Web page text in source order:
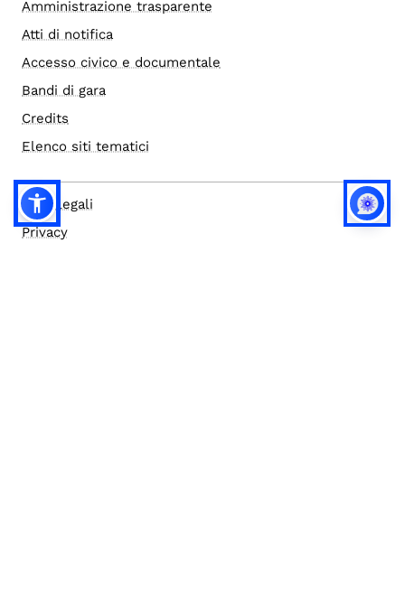
Amministrazione trasparente
Atti di notifica
Accesso civico e documentale
Bandi di gara
Credits
Elenco siti tematici
Note legali
Privacy